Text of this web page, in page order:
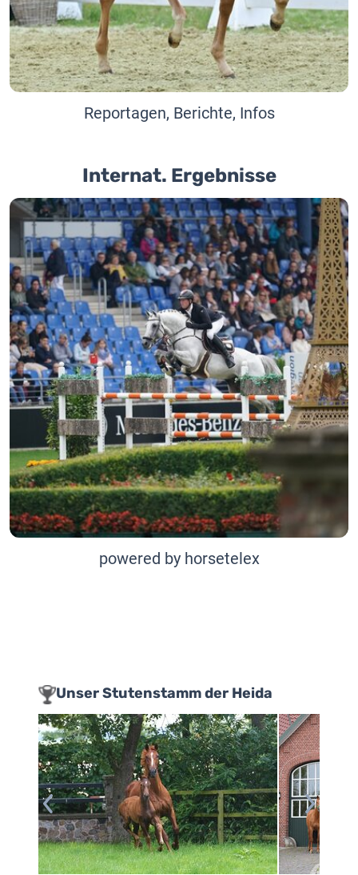
Reportagen, Berichte, Infos
Internat. Ergebnisse
powered by horsetelex
Unser Stutenstamm der Heida